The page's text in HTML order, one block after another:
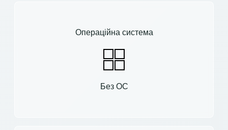
Операційна система
Без ОС